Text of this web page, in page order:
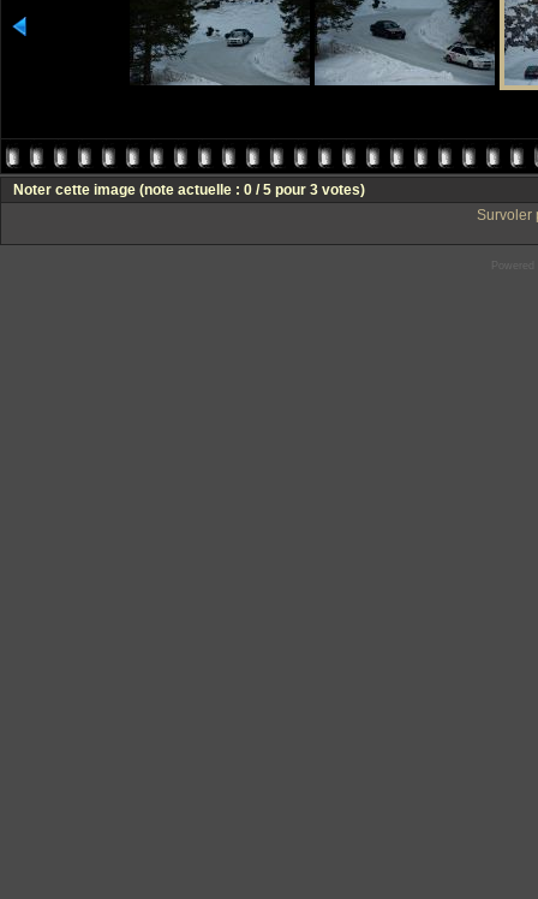
Noter cette image (note actuelle : 0 / 5 pour 3 votes)
Survoler